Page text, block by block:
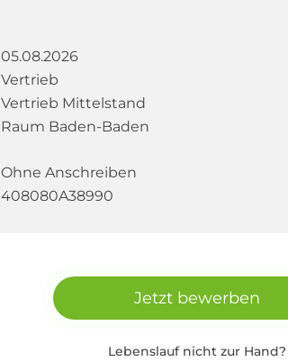
05.08.2026
Vertrieb
Vertrieb Mittelstand
Raum Baden-Baden
Ohne Anschreiben
408080A38990
Jetzt bewerben
Lebenslauf nicht zur Hand?